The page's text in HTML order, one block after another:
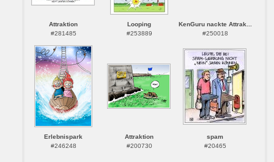
Attraktion
#281485
Looping
#253889
KenGuru nackte Attrak...
#250018
Erlebnispark
#246248
Attraktion
#200730
spam
#20465